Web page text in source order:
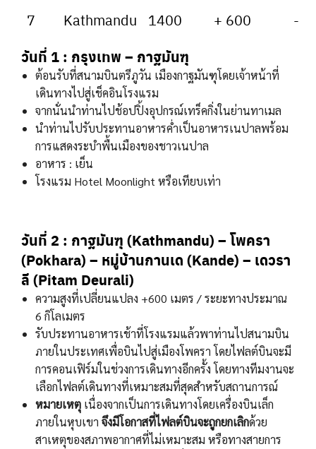
7
Kathmandu 1400 + 600 -
วันที่ 1 : กรุงเทพ – กาฐมันฑุ
ต้อนรับที่สนามบินตรีภูวัน เมืองกาฐมันฑุโดยเจ้าหน้าที่
เดินทางไปสู่เช็คอินโรงแรม
จากนั่นนำท่านไปช้อปปิ้งอุปกรณ์เทร็คกิ่งในย่านทาเมล
นำท่านไปรับประทานอาหารค่ำเป็นอาหารเนปาลพร้อม
การแสดงระบำพื้นเมืองของชาวเนปาล
อาหาร : เย็น
โรงแรม Hotel Moonlight หรือเทียบเท่า
วันที่ 2 : กาฐมันฑุ (Kathmandu) – โพครา
(Pokhara) – หมู่บ้านกานเด (Kande) – เดวรา
ลี (Pitam Deurali)
ความสูงที่เปลี่ยนแปลง +600 เมตร / ระยะทางประมาณ
6 กิโลเมตร
รับประทานอาหารเช้าที่โรงแรมแล้วพาท่านไปสนามบิน
ภายในประเทศเพื่อบินไปสู่เมืองโพครา โดยไฟลต์บินจะมี
การคอนเฟิร์มในช่วงการเดินทางอีกครั้ง โดยทางทีมงานจะ
เลือกไฟลต์เดินทางที่เหมาะสมที่สุดสำหรับสถานการณ์
หมายเหตุ เนื่องจากเป็นการเดินทางโดยเครื่องบินเล็ก
ภายในหุบเขา จึงมีโอกาสที่ไฟลต์บินจะถูกยกเลิกด้วย
สาเหตุของสภาพอากาศที่ไม่เหมาะสม หรือทางสายการ